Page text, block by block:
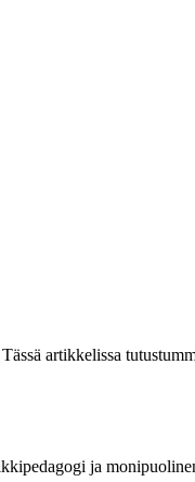
artikkelissa
ja